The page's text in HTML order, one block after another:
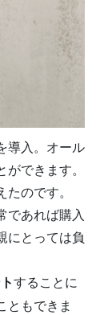
導入。オール
できます。
のです。
であれば購入
にとっては負
することに
ともできま